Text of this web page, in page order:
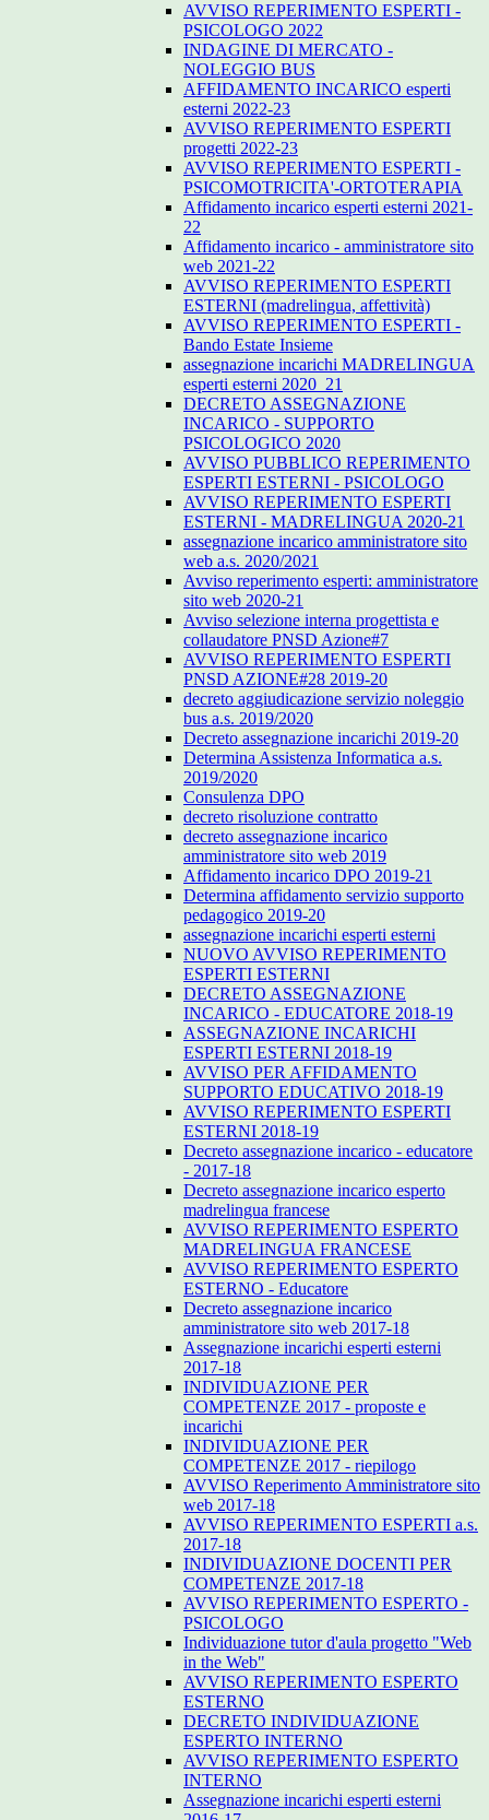
AVVISO REPERIMENTO ESPERTI -
PSICOLOGO 2022
INDAGINE DI MERCATO -
NOLEGGIO BUS
AFFIDAMENTO INCARICO esperti
esterni 2022-23
AVVISO REPERIMENTO ESPERTI
progetti 2022-23
AVVISO REPERIMENTO ESPERTI -
PSICOMOTRICITA'-ORTOTERAPIA
Affidamento incarico esperti esterni 2021-
22
Affidamento incarico - amministratore sito
web 2021-22
AVVISO REPERIMENTO ESPERTI
ESTERNI (madrelingua, affettività)
AVVISO REPERIMENTO ESPERTI -
Bando Estate Insieme
assegnazione incarichi MADRELINGUA
esperti esterni 2020_21
DECRETO ASSEGNAZIONE
INCARICO - SUPPORTO
PSICOLOGICO 2020
AVVISO PUBBLICO REPERIMENTO
ESPERTI ESTERNI - PSICOLOGO
AVVISO REPERIMENTO ESPERTI
ESTERNI - MADRELINGUA 2020-21
assegnazione incarico amministratore sito
web a.s. 2020/2021
Avviso reperimento esperti: amministratore
sito web 2020-21
Avviso selezione interna progettista e
collaudatore PNSD Azione#7
AVVISO REPERIMENTO ESPERTI
PNSD AZIONE#28 2019-20
decreto aggiudicazione servizio noleggio
bus a.s. 2019/2020
Decreto assegnazione incarichi 2019-20
Determina Assistenza Informatica a.s.
2019/2020
Consulenza DPO
decreto risoluzione contratto
decreto assegnazione incarico
amministratore sito web 2019
Affidamento incarico DPO 2019-21
Determina affidamento servizio supporto
pedagogico 2019-20
assegnazione incarichi esperti esterni
NUOVO AVVISO REPERIMENTO
ESPERTI ESTERNI
DECRETO ASSEGNAZIONE
INCARICO - EDUCATORE 2018-19
ASSEGNAZIONE INCARICHI
ESPERTI ESTERNI 2018-19
AVVISO PER AFFIDAMENTO
SUPPORTO EDUCATIVO 2018-19
AVVISO REPERIMENTO ESPERTI
ESTERNI 2018-19
Decreto assegnazione incarico - educatore
- 2017-18
Decreto assegnazione incarico esperto
madrelingua francese
AVVISO REPERIMENTO ESPERTO
MADRELINGUA FRANCESE
AVVISO REPERIMENTO ESPERTO
ESTERNO - Educatore
Decreto assegnazione incarico
amministratore sito web 2017-18
Assegnazione incarichi esperti esterni
2017-18
INDIVIDUAZIONE PER
COMPETENZE 2017 - proposte e
incarichi
INDIVIDUAZIONE PER
COMPETENZE 2017 - riepilogo
AVVISO Reperimento Amministratore sito
web 2017-18
AVVISO REPERIMENTO ESPERTI a.s.
2017-18
INDIVIDUAZIONE DOCENTI PER
COMPETENZE 2017-18
AVVISO REPERIMENTO ESPERTO -
PSICOLOGO
Individuazione tutor d'aula progetto "Web
in the Web"
AVVISO REPERIMENTO ESPERTO
ESTERNO
DECRETO INDIVIDUAZIONE
ESPERTO INTERNO
AVVISO REPERIMENTO ESPERTO
INTERNO
Assegnazione incarichi esperti esterni